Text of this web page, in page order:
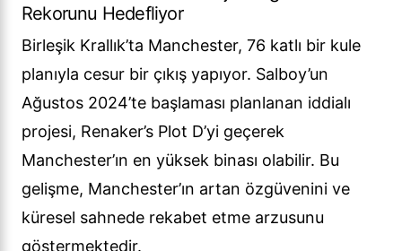
Rekorunu Hedefliyor
Birleşik Krallık’ta Manchester, 76 katlı bir kule
planıyla cesur bir çıkış yapıyor. Salboy’un
Ağustos 2024’te başlaması planlanan iddialı
projesi, Renaker’s Plot D’yi geçerek
Manchester’ın en yüksek binası olabilir. Bu
gelişme, Manchester’ın artan özgüvenini ve
küresel sahnede rekabet etme arzusunu
göstermektedir.